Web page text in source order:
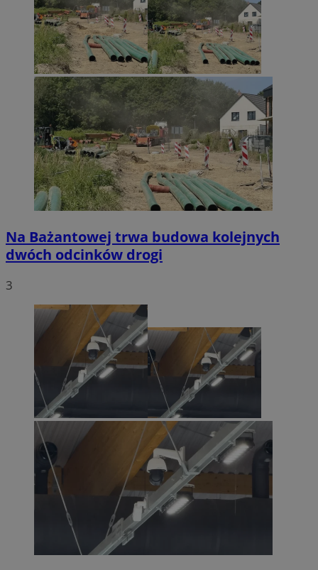
Na Bażantowej trwa budowa kolejnych
dwóch odcinków drogi
3